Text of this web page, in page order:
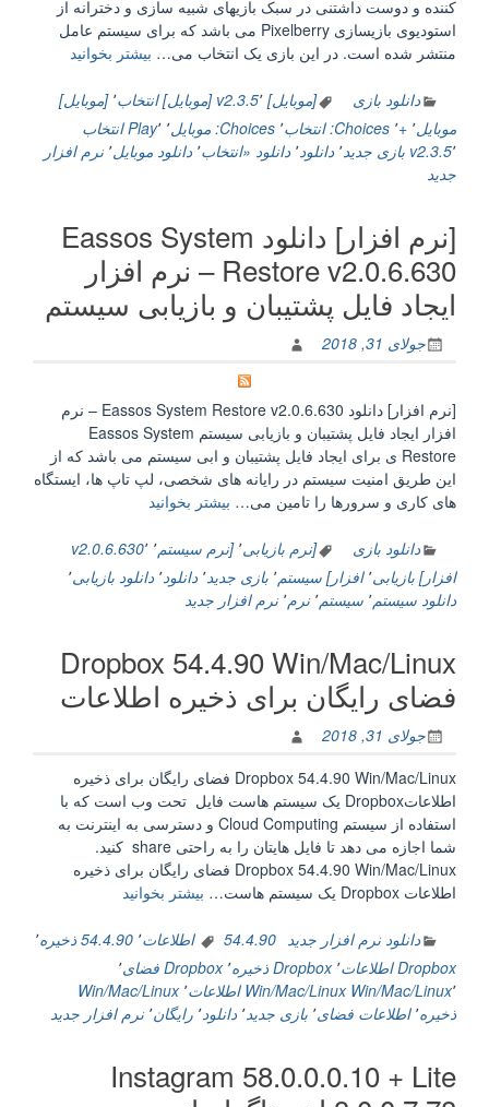
ساخت
صحنه
های
کننده
در
بلندر:
برای
مدلسازی
و
سه
بعدی
کننده و دوست داشتنی در سبک بازیهای شبیه سازی و دخترانه از
استودیوی بازیسازی Pixelberry می باشد که برای سیستم عامل
منتشر شده است. در این بازی یک انتخاب می… بیشتر بخوانید
Choices:
You
Play
Mod
موبایل
انتخاب”
دانلود بازی [موبایل] v2.3.5 ٬ [موبایل] انتخاب٬ [موبایل]
موبایل٬ +٬ Choices: انتخاب ٬ Choices: موبایل ٬ Play٬
انتخاب
v2.3.5٬ بازی جدید٬ دانلود٬ دانلود «انتخاب٬ دانلود موبایل٬ نرم افزار
جدید
[نرم افزار] دانلود Eassos System
Restore v2.0.6.630 – نرم افزار
ایجاد فایل پشتیبان و بازیابی سیستم
جولای 31, 2018
[نرم افزار] دانلود Eassos System Restore v2.0.6.630 – نرم
افزار ایجاد فایل پشتیبان و بازیابی سیستم Eassos System
Restore ی برای ایجاد فایل پشتیبان و ابی سیستم می باشد که از
این طریق امنیت سیستم در رایانه های شخصی، لپ تاپ ها، ایستگاه
های کاری و سرورها را تامین می… بیشتر بخوانید
دانلود
Eassos
System
–
نرم
افزار
پشتیبان
و
بازیابی
سیستم”
دانلود بازی [نرم بازیابی٬ [نرم سیستم٬ v2.0.6.630٬
افزار] بازیابی٬ افزار] سیستم٬ بازی جدید٬ دانلود٬ دانلود بازیابی٬
دانلود سیستم٬ سیستم٬ نرم٬ نرم افزار جدید
Dropbox 54.4.90 Win/Mac/Linux
فضای رایگان برای ذخیره اطلاعات
جولای 31, 2018
Dropbox 54.4.90 Win/Mac/Linux فضای رایگان برای ذخیره
اطلاعاتDropbox یک سیستم هاست فایل تحت وب است که با
استفاده از سیستم Cloud Computing و دسترسی به اینترنت به
شما اجازه می دهد تا فایل هایتان را به راحتی share ‌ کنید.
Dropbox 54.4.90 Win/Mac/Linux فضای رایگان برای ذخیره
اطلاعات Dropbox یک سیستم هاست…
بیشتر بخوانید
Win/Mac/Linux
فضای
رایگان
برای
ذخیره
دانلود نرم افزار جدید 54.4.90 اطلاعات ٬ 54.4.90 ذخیره
٬
Dropbox اطلاعات
٬ Dropbox ذخیره ٬ Dropbox فضای
٬
Win/Mac/Linux٬ Win/Mac/Linux اطلاعات ٬ Win/Mac/Linux
ذخیره٬ اطلاعات فضای٬ بازی جدید٬ دانلود٬ رایگان٬ نرم افزار جدید
Instagram 58.0.0.0.10 + Lite